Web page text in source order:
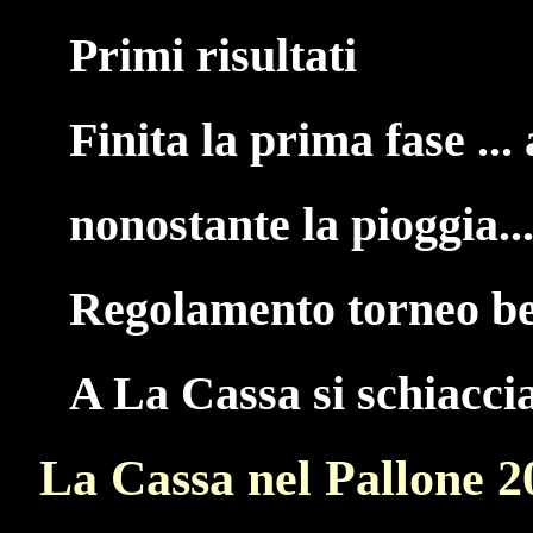
Primi risultati
Finita la prima fase ...
nonostante la
Regolamento torneo
A La Cassa si
La Cassa nel Pallone